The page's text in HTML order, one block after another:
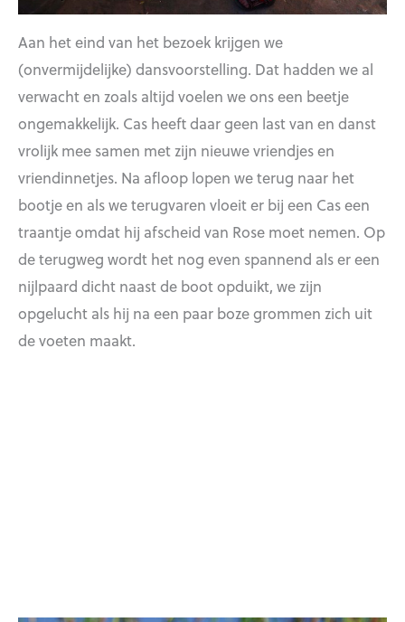
Aan het eind van het bezoek krijgen we
(onvermijdelijke) dansvoorstelling. Dat hadden we al
verwacht en zoals altijd voelen we ons een beetje
ongemakkelijk. Cas heeft daar geen last van en danst
vrolijk mee samen met zijn nieuwe vriendjes en
vriendinnetjes. Na afloop lopen we terug naar het
bootje en als we terugvaren vloeit er bij een Cas een
traantje omdat hij afscheid van Rose moet nemen. Op
de terugweg wordt het nog even spannend als er een
nijlpaard dicht naast de boot opduikt, we zijn
opgelucht als hij na een paar boze grommen zich uit
de voeten maakt.